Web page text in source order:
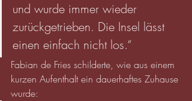
und wurde immer wieder
zurückgetrieben. Die Insel lässt
einen einfach nicht los.“
Fabian de Fries schilderte, wie aus einem
kurzen Aufenthalt ein dauerhaftes Zuhause
wurde: